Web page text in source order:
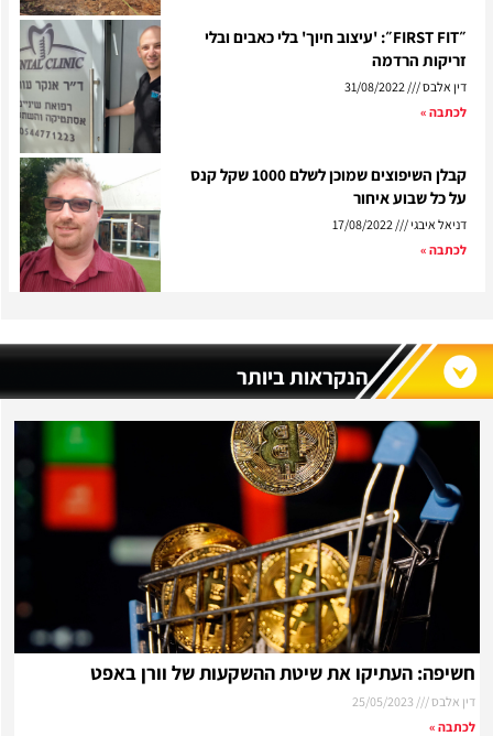
״FIRST FIT״: 'עיצוב חיוך' בלי כאבים ובלי
זריקות הרדמה
דין אלבס
לכתבה »
קבלן השיפוצים שמוכן לשלם 1000 שקל קנס
על כל שבוע איחור
דניאל איבגי
17/08/2022
לכתבה »
הנקראות ביותר
חשיפה: העתיקו את שיטת ההשקעות של וורן באפט
דין אלבס
לכתבה »